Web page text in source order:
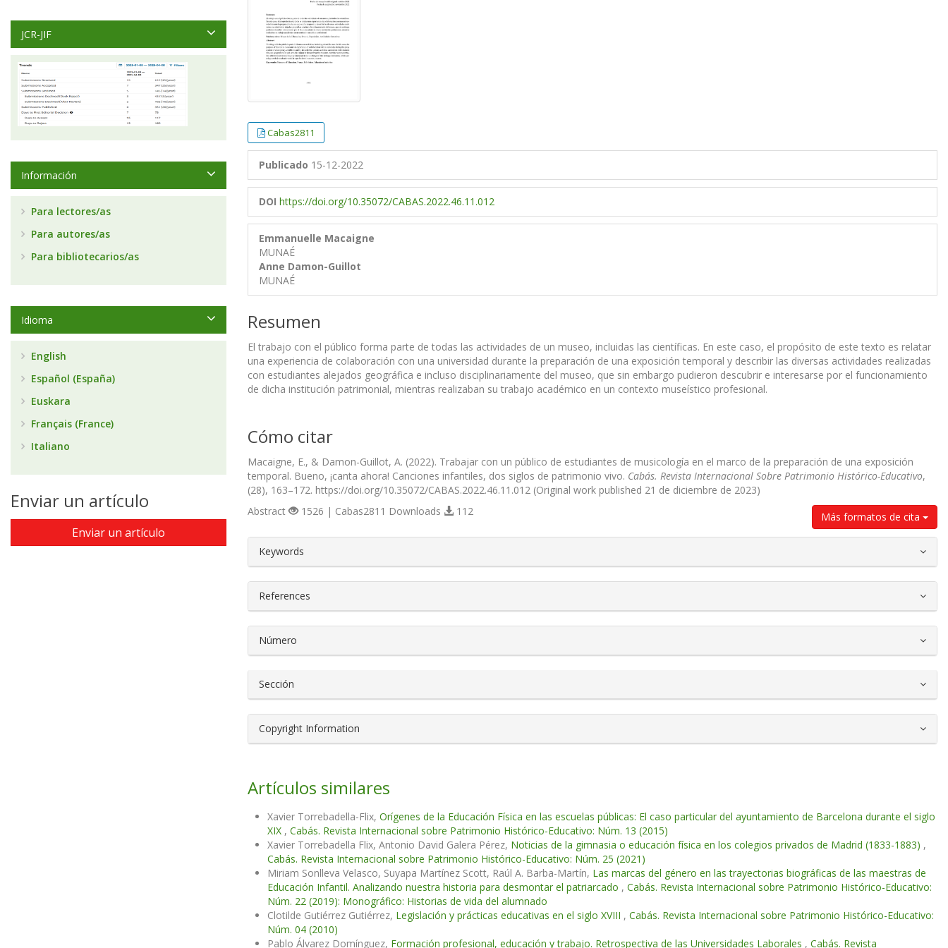
Cabas2811
Publicado 15-12-2022
DOI https://doi.org/10.35072/CABAS.2022.46.11.012
Emmanuelle Macaigne
MUNAÉ
Anne Damon-Guillot
MUNAÉ
Resumen
El trabajo con el público forma parte de todas las actividades de un museo, incluidas las científicas. En este caso, el propósito de este texto es relatar
una experiencia de colaboración con una universidad durante la preparación de una exposición temporal y describir las diversas actividades realizadas
con estudiantes alejados geográfica e incluso disciplinariamente del museo, que sin embargo pudieron descubrir e interesarse por el funcionamiento
de dicha institución patrimonial, mientras realizaban su trabajo académico en un contexto museístico profesional.
Cómo citar
Macaigne, E., & Damon-Guillot, A. (2022). Trabajar con un público de estudiantes de musicología en el marco de la preparación de una exposición
temporal. Bueno, ¡canta ahora! Canciones infantiles, dos siglos de patrimonio vivo. Cabás. Revista Internacional Sobre Patrimonio Histórico-Educativo,
(28), 163–172. https://doi.org/10.35072/CABAS.2022.46.11.012 (Original work published 21 de diciembre de 2023)
Más formatos de cita
Abstract 1526 | Cabas2811 Downloads 112
##plugins.themes.bootstrap3.article.details##
Keywords
References
Número
Sección
Copyright Information
Artículos similares
Xavier Torrebadella-Flix, Orígenes de la Educación Física en las escuelas públicas: El caso particular del ayuntamiento de Barcelona durante el siglo
XIX , Cabás. Revista Internacional sobre Patrimonio Histórico-Educativo: Núm. 13 (2015)
Xavier Torrebadella Flix, Antonio David Galera Pérez, Noticias de la gimnasia o educación física en los colegios privados de Madrid (1833-1883) ,
Cabás. Revista Internacional sobre Patrimonio Histórico-Educativo: Núm. 25 (2021)
Miriam Sonlleva Velasco, Suyapa Martínez Scott, Raúl A. Barba-Martín, Las marcas del género en las trayectorias biográficas de las maestras de
Educación Infantil. Analizando nuestra historia para desmontar el patriarcado , Cabás. Revista Internacional sobre Patrimonio Histórico-Educativo:
Núm. 22 (2019): Monográfico: Historias de vida del alumnado
Clotilde Gutiérrez Gutiérrez, Legislación y prácticas educativas en el siglo XVIII , Cabás. Revista Internacional sobre Patrimonio Histórico-Educativo:
Núm. 04 (2010)
Pablo Álvarez Domínguez, Formación profesional, educación y trabajo. Retrospectiva de las Universidades Laborales , Cabás. Revista
JCR-JIF
Información
Para lectores/as
Para autores/as
Para bibliotecarios/as
Idioma
English
Español (España)
Euskara
Français (France)
Italiano
Enviar un artículo
Enviar un artículo